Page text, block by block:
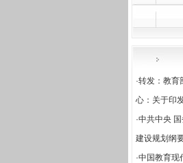
·转发：教育
心：关于印
·中共中央
建设规划纲
·中国教育现